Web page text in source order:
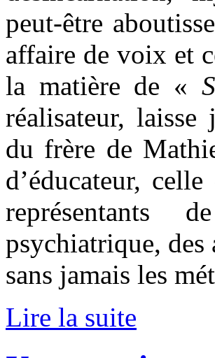
peut-être
affaire de voix et
la matière de «
réalisateur,
du frère de
d’éducateur,
représentants
psychiatrique,
sans jamais les
Lire la suite